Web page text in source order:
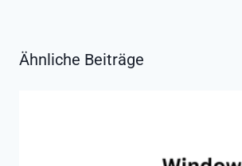
Ähnliche Beiträge